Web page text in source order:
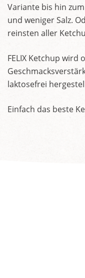
Variante bis hin
und weniger Salz.
reinsten aller
FELIX Ketchup
laktosefrei
Einfach das beste